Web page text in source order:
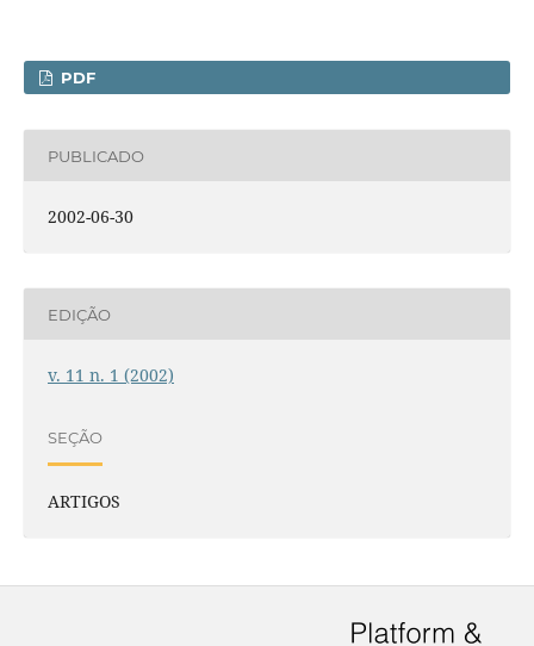
PDF
PUBLICADO
2002-06-30
EDIÇÃO
v. 11 n. 1 (2002)
SEÇÃO
ARTIGOS